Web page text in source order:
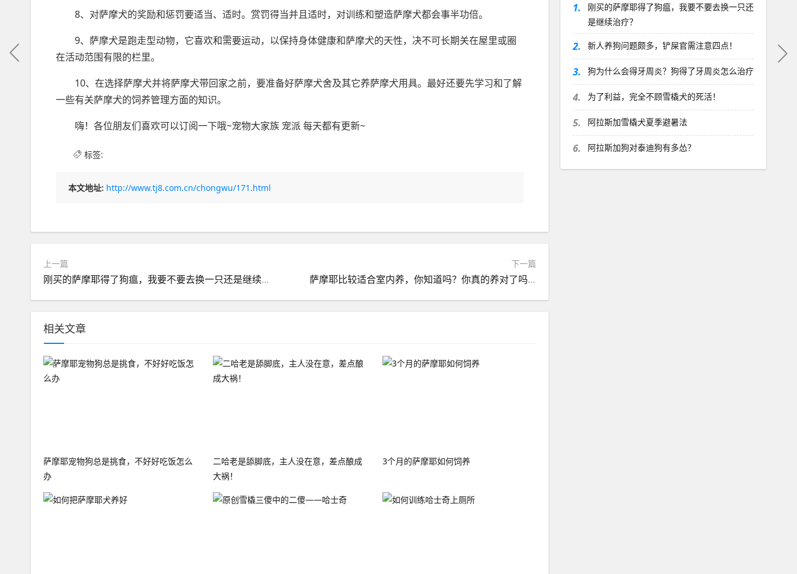
8、对萨摩犬的奖励和惩罚要适当、适时。赏罚得当并且适时，对训练和塑造萨摩犬都会事半功倍。
9、萨摩犬是跑走型动物，它喜欢和需要运动，以保持身体健康和萨摩犬的天性，决不可长期关在屋里或圈
在活动范围有限的栏里。
10、在选择萨摩犬并将萨摩犬带回家之前，要准备好萨摩犬舍及其它养萨摩犬用具。最好还要先学习和了解
一些有关萨摩犬的饲养管理方面的知识。
嗨！各位朋友们喜欢可以订阅一下哦~宠物大家族 宠派 每天都有更新~
标签:
本文地址: http://www.tj8.com.cn/chongwu/171.html
上一篇
刚买的萨摩耶得了狗瘟，我要不要去换一只还是继续治疗？
下一篇
萨摩耶比较适合室内养，你知道吗？你真的养对了吗？
相关文章
萨摩耶宠物狗总是挑食，不好好吃饭怎么
办
二哈老是舔脚底，主人没在意，差点酿成
大祸！
3个月的萨摩耶如何饲养
1.
刚买的萨摩耶得了狗瘟，我要不要去换一只还
是继续治疗？
2. 新人养狗问题颇多，铲屎官需注意四点！
3. 狗为什么会得牙周炎？狗得了牙周炎怎么治疗
4. 为了利益，完全不顾雪橇犬的死活！
5. 阿拉斯加雪橇犬夏季避暑法
6. 阿拉斯加狗对泰迪狗有多怂？